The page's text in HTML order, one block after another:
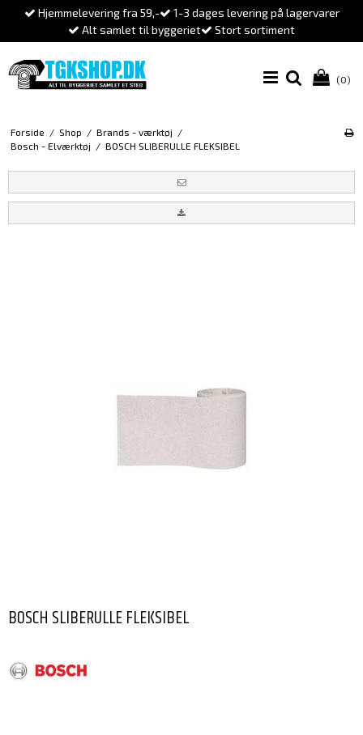
Hjemmelevering fra 59,-
1-3 dages levering på lagervarer
Alt samlet til byggeriet
Stort sortiment
(0)
Forside / Shop / Brands - værktøj /
Bosch - Elværktøj / BOSCH SLIBERULLE FLEKSIBEL
BOSCH SLIBERULLE FLEKSIBEL